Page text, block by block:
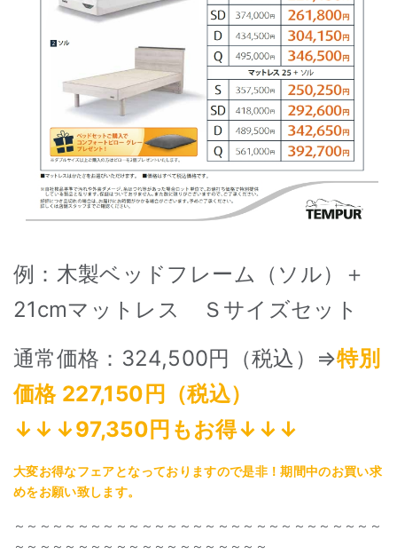
例：木製ベッドフレーム（ソル）＋
21cmマットレス Ｓサイズセット
通常価格：324,500円（税込）⇒特別
価格 227,150円（税込）
↓↓↓97,350円もお得↓↓↓
大変お得なフェアとなっておりますので是非！期間中のお買い求
めをお願い致します。
～～～～～～～～～～～～～～～～～～～～～～～～～～～～～
～～～～～～～～～～～～～～～～～～～～